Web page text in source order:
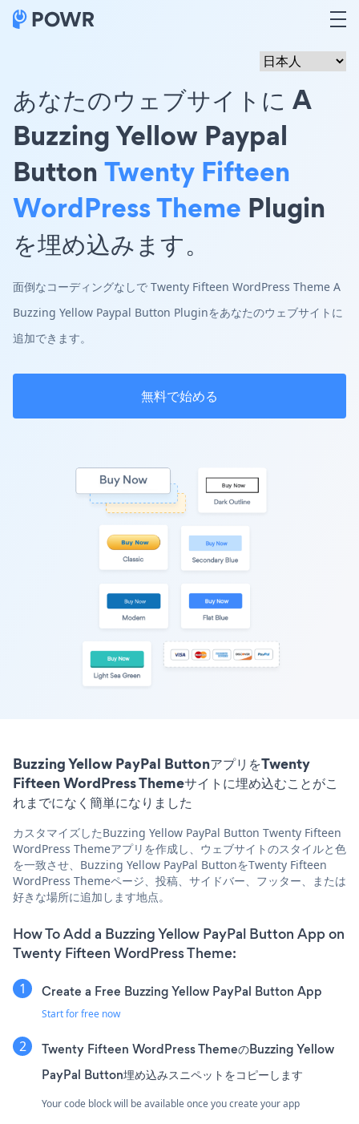
あなたのウェブサイトに A
Buzzing Yellow Paypal
ButtonTwenty Fifteen
WordPress Theme Plugin
を埋め込みます。
面倒なコーディングなしで Twenty Fifteen WordPress Theme A
Buzzing Yellow Paypal Button Pluginをあなたのウェブサイトに
追加できます。
無料で始める
Buzzing Yellow PayPal ButtonアプリをTwenty
Fifteen WordPress Themeサイトに埋め込むことがこ
れまでになく簡単になりました
カスタマイズしたBuzzing Yellow PayPal Button Twenty Fifteen
WordPress Themeアプリを作成し、ウェブサイトのスタイルと色
を一致させ、Buzzing Yellow PayPal ButtonをTwenty Fifteen
WordPress Themeページ、投稿、サイドバー、フッター、または
好きな場所に追加します地点。
How To Add a Buzzing Yellow PayPal Button App on
Twenty Fifteen WordPress Theme:
Create a Free Buzzing Yellow PayPal Button App
Start for free now
Twenty Fifteen WordPress ThemeのBuzzing Yellow
PayPal Button埋め込みスニペットをコピーします
Your code block will be available once you create your app